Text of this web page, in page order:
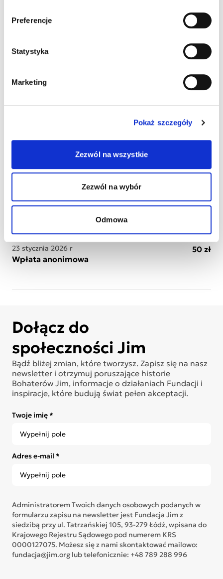
Preferencje
Statystyka
Marketing
Pokaż szczegóły
Zezwól na wszystkie
Zezwól na wybór
Odmowa
Pobierz list
do księgowej
Pobierz obrazek
na Facebook
Ostatnie wpłaty
23 stycznia 2026 r
Wpłata anonimowa
50 zł
Dołącz do
społeczności Jim
Bądź bliżej zmian, które tworzysz. Zapisz się na nasz
newsletter i otrzymuj poruszające historie
Bohaterów Jim, informacje o działaniach Fundacji i
inspiracje, które budują świat pełen akceptacji.
Twoje imię *
Adres e-mail *
Administratorem Twoich danych osobowych podanych w
formularzu zapisu na newsletter jest Fundacja Jim z
siedzibą przy ul. Tatrzańskiej 105, 93-279 Łódź, wpisana do
Krajowego Rejestru Sądowego pod numerem KRS
0000127075. Możesz się z nami skontaktować mailowo:
fundacja@jim.org lub telefonicznie: +48 789 288 996